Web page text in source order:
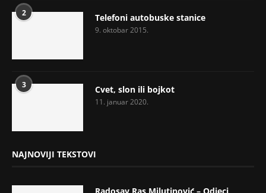
2 Telefoni autobuske stanice
9. oktobar 2015.
3 Cvet, slon ili bojkot
11. januar 2020.
NAJNOVIJI TEKSTOVI